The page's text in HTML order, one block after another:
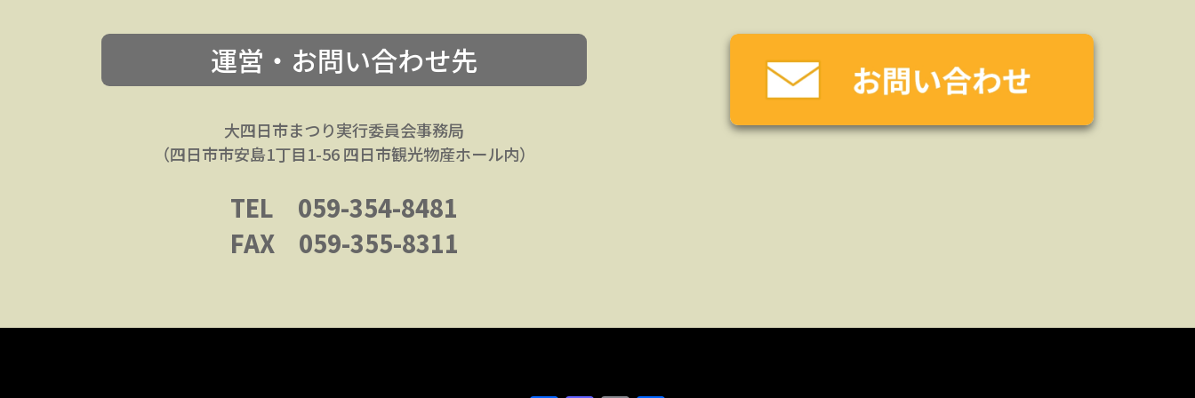
運営・お問い合わせ先
大四日市まつり実行委員会事務局
（四日市市安島1丁目1-56 四日市観光物産ホール内）
TEL 059-354-8481
FAX 059-355-8311